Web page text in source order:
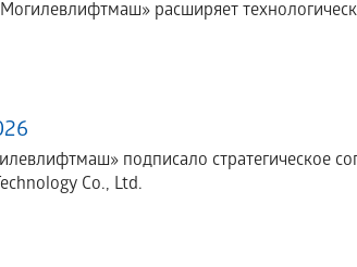
расширяет
подписало стратегическое
Co., Ltd.